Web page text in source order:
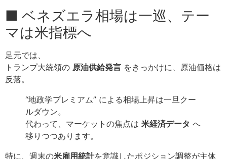
■ ベネズエラ相場は一巡、テー
マは米指標へ
足元では、
トランプ大統領の 原油供給発言 をきっかけに、原油価格は
反落。
“地政学プレミアム” による相場上昇は一旦クー
ルダウン。
代わって、マーケットの焦点は 米経済データ へ
移りつつあります。
特に、週末の米雇用統計を意識したポジション調整が主体